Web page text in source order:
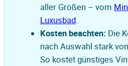
aller Größen – vom
Luxusbad.
Kosten beachten: Die
nach Auswahl stark
So kostet günstiges